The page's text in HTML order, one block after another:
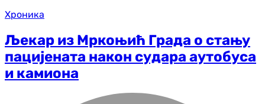
Хроника
Љекар из Мркоњић Града о стању
пацијената након судара аутобуса
и камиона